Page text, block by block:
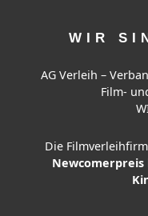
WIR
AG Verleih –
Film-
Die
Newcomerpreis